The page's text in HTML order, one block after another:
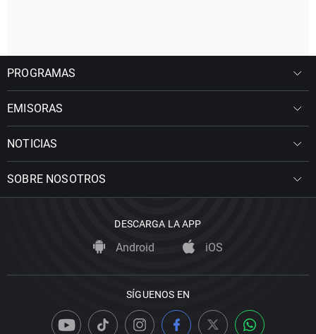
PROGRAMAS
EMISORAS
NOTICIAS
SOBRE NOSOTROS
DESCARGA LA APP
Android iOS
SÍGUENOS EN